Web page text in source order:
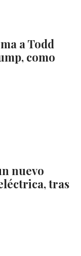
a Todd
como
nuevo
tras